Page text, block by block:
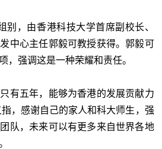
别，由香港科技大学首席副校长、
中心主任郭毅可教授获得。郭毅可
，强调这是一种荣耀和责任。
有五年，能够为香港的发展贡献力
，感谢自己的家人和科大师生，强
队，未来可以有更多来自世界各地